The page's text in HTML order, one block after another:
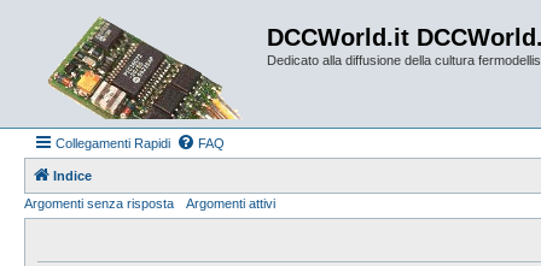
DCCWorld.it
Dedicato alla diffusione della cultura
Collegamenti Rapidi FAQ
Indice
Argomenti senza risposta
Argomenti attivi